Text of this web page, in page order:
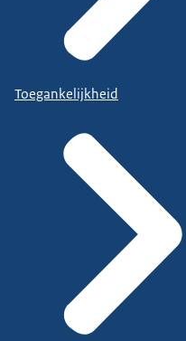
Toegankelijkheid